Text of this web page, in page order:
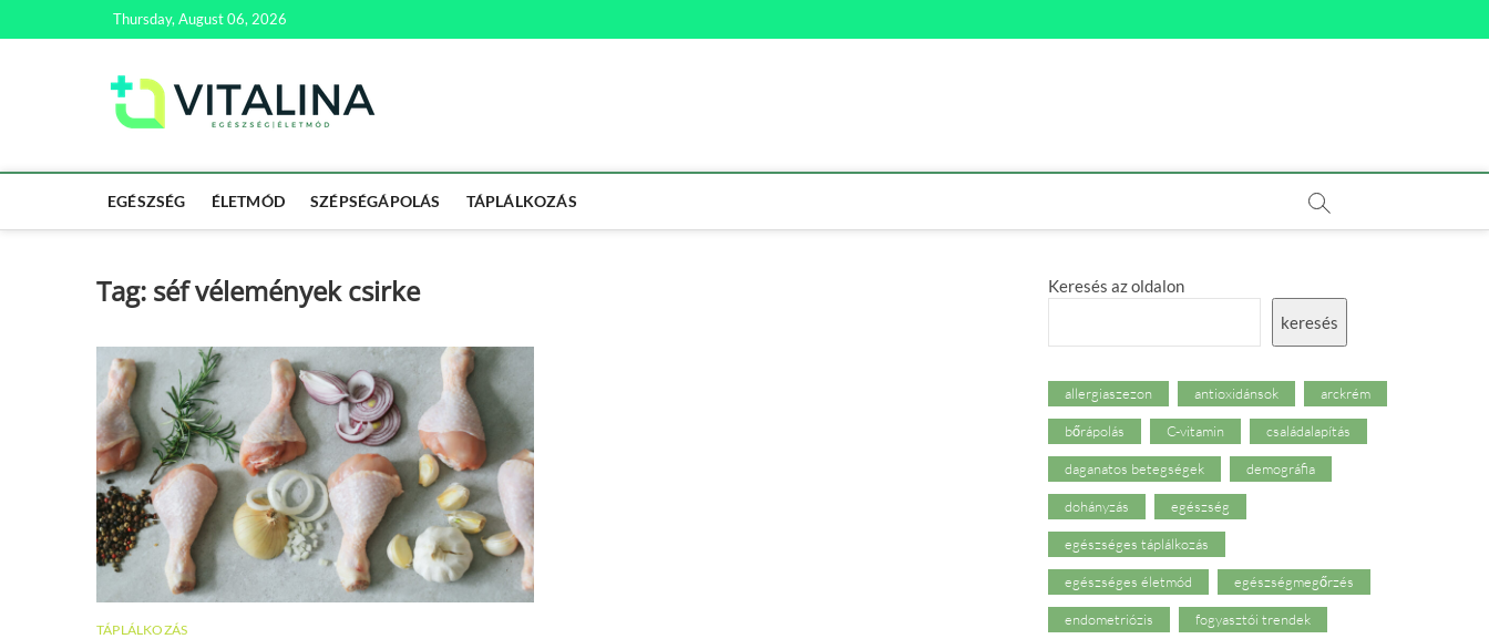
to
Thursday, August 06, 2026
EGÉSZSÉG ÉLETMÓD SZÉPSÉGÁPOLÁS TÁPLÁLKOZÁS
Tag: séf vélemények csirke
TÁPLÁLKOZÁS
Keresés az oldalon
keresés
allergiaszezon antioxidánsok arckrém
bőrápolás C-vitamin családalapítás
daganatos betegségek demográfia
dohányzás egészség
egészséges táplálkozás
egészséges életmód egészségmegőrzés
endometriózis fogyasztói trendek